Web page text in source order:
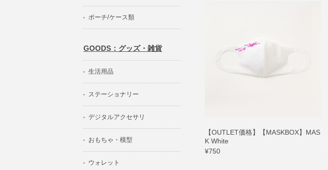
ポーチ/ケース類
GOODS：グッズ・雑貨
生活用品
ステーショナリー
デジタルアクセサリ
おもちゃ・模型
ウォレット
【OUTLET価格】【MASKBOX】MAS
K White
¥750